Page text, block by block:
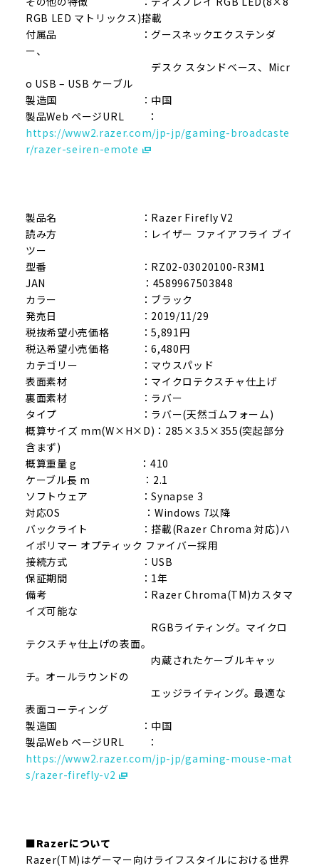
RGB LED マトリックス)搭載
付属品 ：グースネックエクステンダ
ー、
デスク スタンドベース、Micr
o USB – USB ケーブル
製造国 ：中国
製品Web ページURL ：
https://www2.razer.com/jp-jp/gaming-broadcaste
r/razer-seiren-emote
製品名 ：Razer Firefly V2
読み方 ：レイザー ファイアフライ ブイ
ツー
型番 ：RZ02-03020100-R3M1
JAN ：4589967503848
カラー ：ブラック
発売日 ：2019/11/29
税抜希望小売価格 ：5,891円
税込希望小売価格 ：6,480円
カテゴリー ：マウスパッド
表面素材 ：マイクロテクスチャ仕上げ
裏面素材 ：ラバー
タイプ ：ラバー(天然ゴムフォーム)
概算サイズ mm(W×H×D)：285×3.5×355(突起部分
含まず)
概算重量 g ：410
ケーブル長 m ：2.1
ソフトウェア ：Synapse 3
対応OS ：Windows 7以降
バックライト ：搭載(Razer Chroma 対応)ハ
イポリマー オプティック ファイバー採用
接続方式 ：USB
保証期間 ：1年
備考 ：Razer Chroma(TM)カスタマ
イズ可能な
RGBライティング。マイクロ
テクスチャ仕上げの表面。
内蔵されたケーブルキャッ
チ。オールラウンドの
エッジライティング。最適な
表面コーティング
製造国 ：中国
製品Web ページURL ：
https://www2.razer.com/jp-jp/gaming-mouse-mat
s/razer-firefly-v2
■Razerについて
Razer(TM)はゲーマー向けライフスタイルにおける世界